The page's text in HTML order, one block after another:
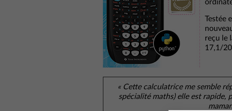
Testée
reçu le
17,1/
« Cette calculatrice me semble
spécialité maths) elle est